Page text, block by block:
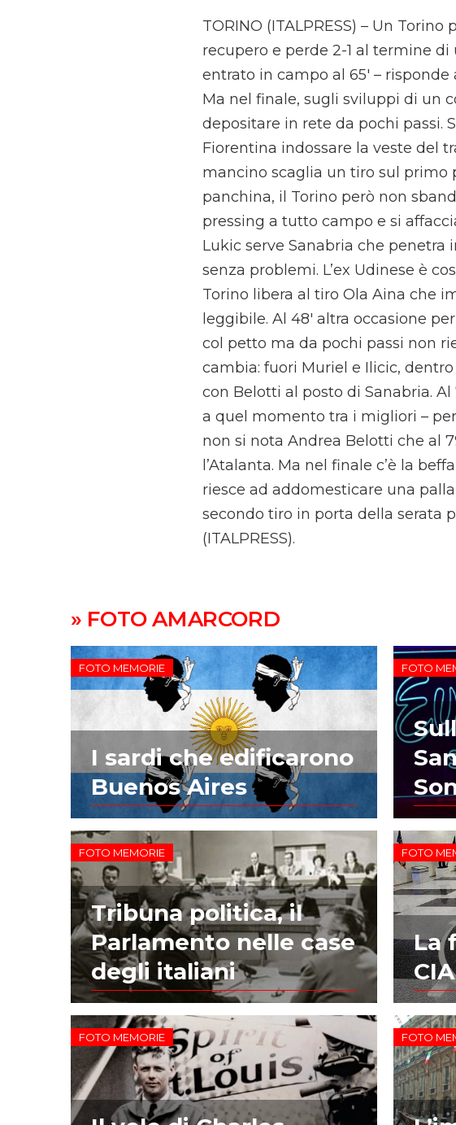
TORINO (ITALPRESS) – Un
recupero e perde 2-1 al termine
entrato in campo al 65′ –
Ma nel finale, sugli sviluppi di un
depositare in rete da pochi passi.
Fiorentina indossare la veste del
mancino scaglia un tiro sul primo
panchina, il Torino però non
pressing a tutto campo e si
Lukic serve Sanabria che penetra
senza problemi. L’ex Udinese è
Torino libera al tiro Ola Aina che
leggibile. Al 48′ altra occasione
col petto ma da pochi passi non
cambia: fuori Muriel e Ilicic,
con Belotti al posto di Sanabria.
a quel momento tra i migliori –
non si nota Andrea Belotti che al
l’Atalanta. Ma nel finale c’è la
riesce ad addomesticare una
secondo tiro in porta della serata
(ITALPRESS).
» FOTO AMARCORD
FOTO MEMORIE
I sardi che edificarono
Buenos Aires
FOTO
FOTO MEMORIE
Tribuna politica, il
Parlamento nelle case
degli italiani
FOTO
La
CIA
FOTO MEMORIE FOTO